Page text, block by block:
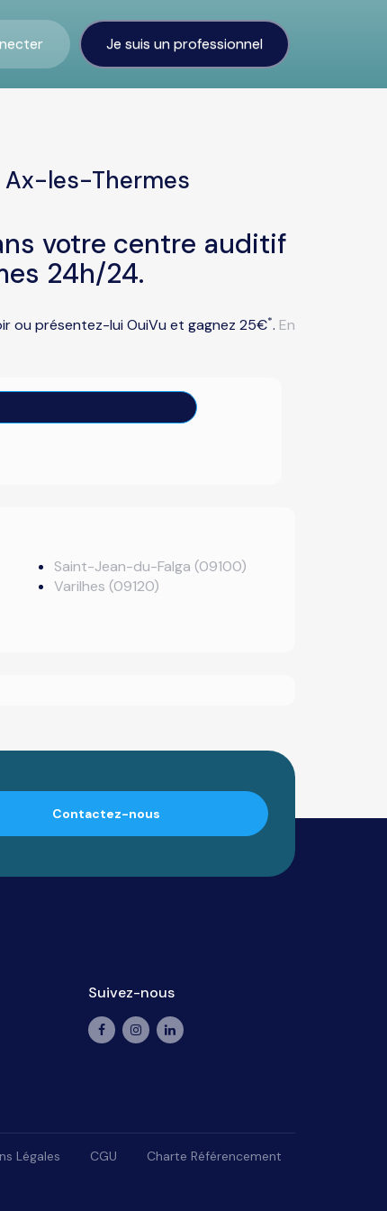
Je suis un professionnel
Ax-les-Thermes
votre centre auditif
24h/24.
ou présentez-lui OuiVu et gagnez 25€*. En
Saint-Jean-du-Falga (09100)
Varilhes (09120)
Contactez-nous
Suivez-nous
Légales CGU Charte Référencement
préférences pour contrôler la manière dont vos informations sont